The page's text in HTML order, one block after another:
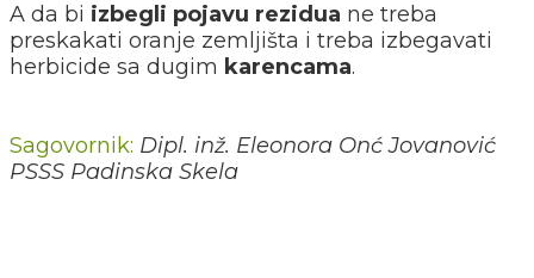
A da bi izbegli pojavu rezidua ne treba
preskakati oranje zemljišta i treba izbegavati
herbicide sa dugim karencama.
Sagovornik: Dipl. inž. Eleonora Onć Jovanović
PSSS Padinska Skela